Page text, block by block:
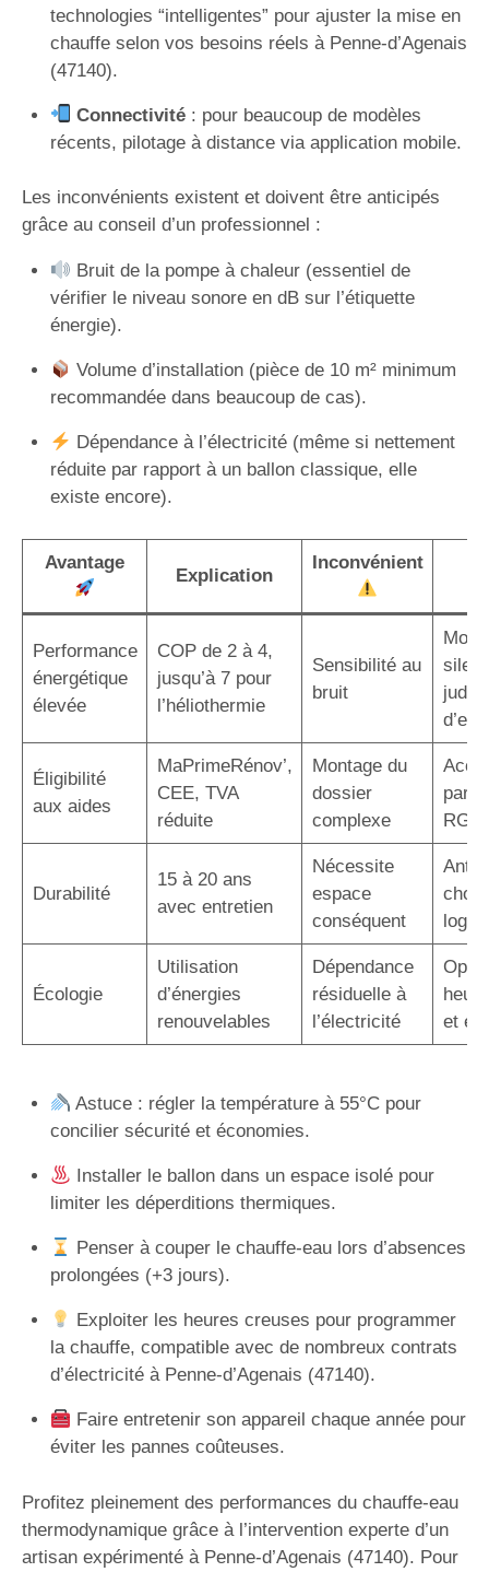
technologies “intelligentes” pour ajuster la mise en
chauffe selon vos besoins réels à Penne-d’Agenais
(47140).
Connectivité: pour beaucoup de modèles
récents, pilotage à distance via application mobile.
Les inconvénients existent et doivent être anticipés
grâce au conseil d’un professionnel :
Bruit de la pompe à chaleur (essentiel de
vérifier le niveau sonore en dB sur l’étiquette
énergie).
Volume d’installation (pièce de 10 m² minimum
recommandée dans beaucoup de cas).
Dépendance à l’électricité (même si nettement
réduite par rapport à un ballon classique, elle
existe encore).
Avantage
Explication
Inconvénient
Performance
énergétique
élevée
COP de 2 à 4,
jusqu’à 7 pour
l’héliothermie
Sensibilité au
bruit
Éligibilité
aux aides
MaPrimeRénov’,
CEE, TVA
réduite
Montage du
dossier
complexe
par
RGE
Durabilité
15 à 20 ans
avec entretien
Nécessite
espace
conséquent
Écologie
Utilisation
d’énergies
renouvelables
Dépendance
résiduelle à
l’électricité
et
Astuce : régler la température à 55°C pour
concilier sécurité et économies.
Installer le ballon dans un espace isolé pour
limiter les déperditions thermiques.
Penser à couper le chauffe-eau lors d’absences
prolongées (+3 jours).
Exploiter les heures creuses pour programmer
la chauffe, compatible avec de nombreux contrats
d’électricité à Penne-d’Agenais (47140).
Faire entretenir son appareil chaque année pour
éviter les pannes coûteuses.
Profitez pleinement des performances du chauffe-eau
thermodynamique grâce à l’intervention experte d’un
artisan expérimenté à Penne-d’Agenais (47140). Pour